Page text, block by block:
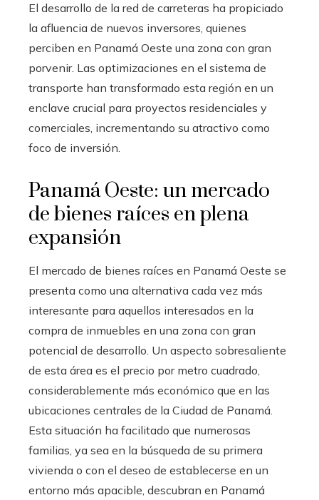
El desarrollo de la red de carreteras ha propiciado
la afluencia de nuevos inversores, quienes
perciben en Panamá Oeste una zona con gran
porvenir. Las optimizaciones en el sistema de
transporte han transformado esta región en un
enclave crucial para proyectos residenciales y
comerciales, incrementando su atractivo como
foco de inversión.
Panamá Oeste: un mercado
de bienes raíces en plena
expansión
El mercado de bienes raíces en Panamá Oeste se
presenta como una alternativa cada vez más
interesante para aquellos interesados en la
compra de inmuebles en una zona con gran
potencial de desarrollo. Un aspecto sobresaliente
de esta área es el precio por metro cuadrado,
considerablemente más económico que en las
ubicaciones centrales de la Ciudad de Panamá.
Esta situación ha facilitado que numerosas
familias, ya sea en la búsqueda de su primera
vivienda o con el deseo de establecerse en un
entorno más apacible, descubran en Panamá